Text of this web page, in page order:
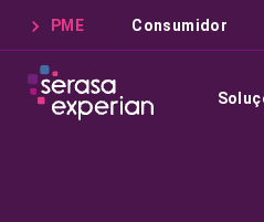
PME Consumidor